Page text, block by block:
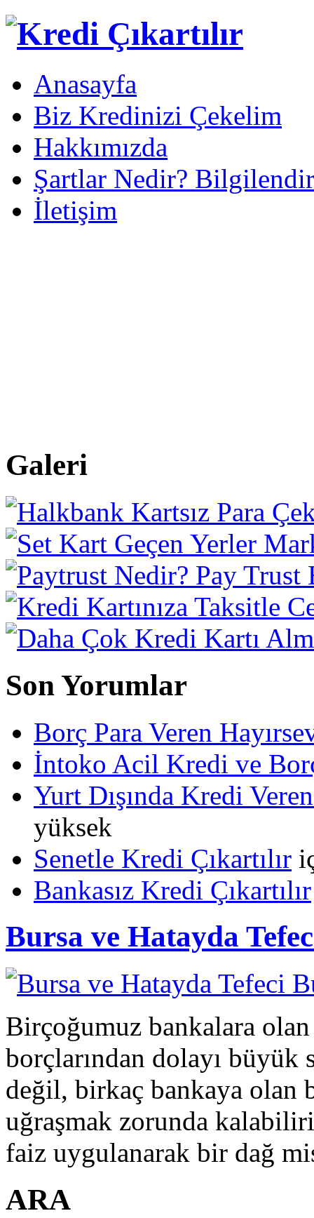
Anasayfa
Biz Kredinizi Çekelim
Hakkımızda
Şartlar Nedir?
İletişim
Galeri
Son Yorumlar
Borç Para Veren
İntoko Acil Kredi ve
Yurt Dışında Kredi
yüksek
Senetle Kredi Çıkartılır
Bankasız Kredi Çıkartılır
Bursa ve Hatayda
Birçoğumuz bankalara
borçlarından dolayı büyük
değil, birkaç bankaya olan
uğraşmak zorunda
faiz uygulanarak bir dağ
ARA